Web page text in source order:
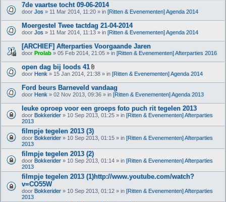
7de vaartse tocht 09-06-2014
door Jos » 11 Mar 2014, 11:20 » in [Ritten & Evenementen] Agenda 2014
Moergestel Twee tactdag 21-04-2014
door Jos » 11 Mar 2014, 11:13 » in [Ritten & Evenementen] Agenda 2014
[ARCHIEF] Afterparties Voorgaande Jaren
door Prolab » 05 Feb 2014, 21:05 » in [Ritten & Evenementen] Afterparties 2016
open dag bij loods 41
B
j
l
a
g
e
(
)
door Henk » 15 Jan 2014, 21:38 » in [Ritten & Evenementen] Agenda 2014
Ford beurs Barneveld vandaag
door Henk » 02 Nov 2013, 09:36 » in [Ritten & Evenementen] Agenda 2013
leuke oproep voor een groeps foto puch rit tegelen 2013
door Bokkerider » 10 Sep 2013, 01:25 » in [Ritten & Evenementen] Afterparties
2013
filmpje tegelen 2013 (3)
door Bokkerider » 10 Sep 2013, 01:15 » in [Ritten & Evenementen] Afterparties
2013
filmpje tegelen 2013 (2)
door Bokkerider » 10 Sep 2013, 01:14 » in [Ritten & Evenementen] Afterparties
2013
filmpje tegelen 2013 (1)http://www.youtube.com/watch?
v=CO55W
door Bokkerider » 10 Sep 2013, 01:12 » in [Ritten & Evenementen] Afterparties
2013